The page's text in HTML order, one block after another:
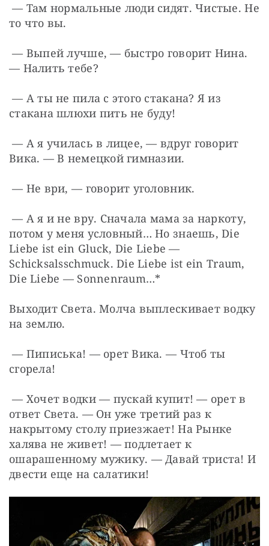
— Там нормальные люди сидят. Чистые. Не
то что вы.
— Выпей лучше, — быстро говорит Нина.
— Налить тебе?
— А ты не пила с этого стакана? Я из
стакана шлюхи пить не буду!
— А я училась в лицее, — вдруг говорит
Вика. — В немецкой гимназии.
— Не ври, — говорит уголовник.
— А я и не вру. Сначала мама за наркоту,
потом у меня условный… Но знаешь, Die
Liebe ist ein Gluck, Die Liebe —
Schicksalsschmuck. Die Liebe ist ein Traum,
Die Liebe — Sonnenraum…*
Выходит Света. Молча выплескивает водку
на землю.
— Пиписька! — орет Вика. — Чтоб ты
сгорела!
— Хочет водки — пускай купит! — орет в
ответ Света. — Он уже третий раз к
накрытому столу приезжает! На Рынке
халява не живет! — подлетает к
ошарашенному мужику. — Давай триста! И
двести еще на салатики!